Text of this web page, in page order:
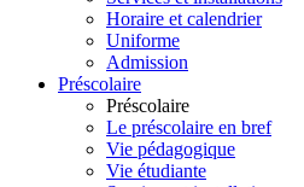
Horaire et calendrier
Uniforme
Admission
Préscolaire
Préscolaire
Le préscolaire en bref
Vie pédagogique
Vie étudiante